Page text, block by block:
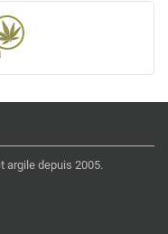
argile depuis 2005.